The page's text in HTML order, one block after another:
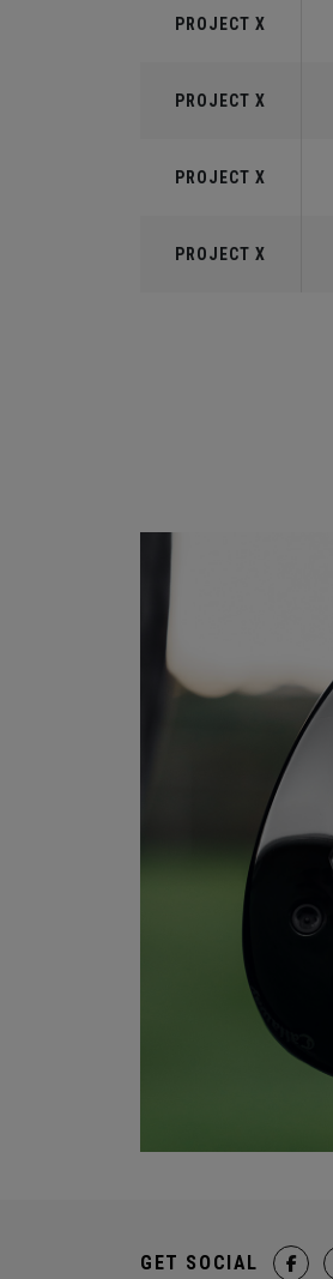
PROJECT X
PROJECT X
PROJECT X
PROJECT X
GET SOCIAL